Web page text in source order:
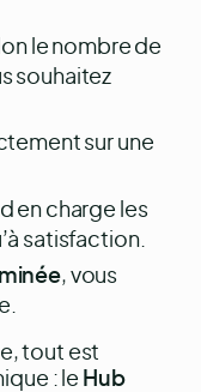
le nombre de
souhaitez
sur une
en charge les
satisfaction.
, vous
tout est
: le Hub